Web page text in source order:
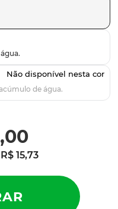
,00
R$ 15,73